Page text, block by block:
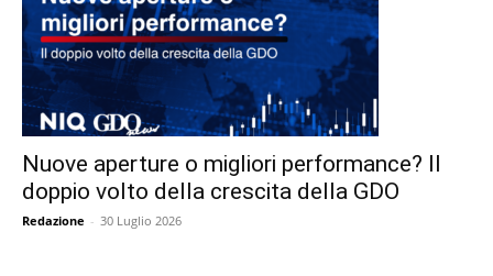
Nuove aperture o migliori performance? Il
doppio volto della crescita della GDO
Redazione - 30 Luglio 2026